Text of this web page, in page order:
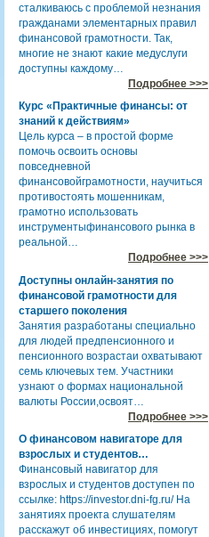
сталкиваюсь с проблемой незнания
гражданами элементарных правил
финансовой грамотности. Так,
многие не знают какие медуслуги
доступны каждому…
Подробнее >>>
Курс «Практичные финансы: от
знаний к действиям»
Цель курса – в простой форме
помочь освоить основы
повседневной
финансовойграмотности, научиться
противостоять мошенникам,
грамотно использовать
инструментыфинансового рынка в
реальной…
Подробнее >>>
Доступны онлайн-занятия по
финансовой грамотности для
старшего поколения
Занятия разработаны специально
для людей предпенсионного и
пенсионного возрастаи охватывают
семь ключевых тем. Участники
узнают о формах национальной
валюты России,освоят…
Подробнее >>>
О финансовом навигаторе для
взрослых и студентов…
Финансовый навигатор для
взрослых и студентов доступен по
ссылке: https://investor.dni-fg.ru/ На
занятиях проекта слушателям
расскажут об инвестициях, помогут